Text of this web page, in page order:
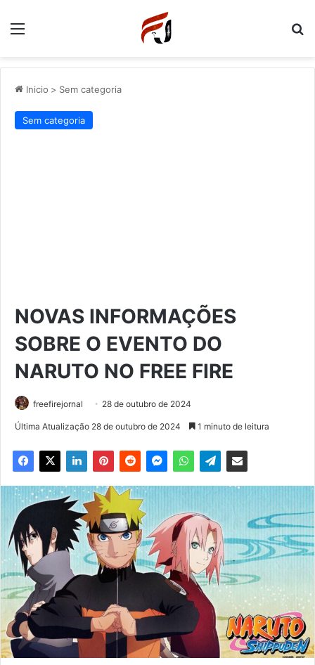
Menu
Inicio > Sem categoria
Sem categoria
NOVAS INFORMAÇÕES
SOBRE O EVENTO DO
NARUTO NO FREE FIRE
freefirejornal 28 de outubro de 2024
Última Atualização 28 de outubro de 2024 1 minuto de leitura